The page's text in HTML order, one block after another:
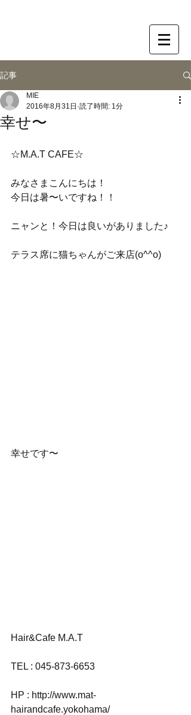
記事
幸せ〜
MIE
2016年8月31日 読了時間: 1分
☆M.A.T CAFE☆
みなさまこんにちは！
今日は暑〜いですね！！
ニャンと！今日は良いがありました♪
テラス席に猫ちゃんがご来店(o^^o)
幸せです〜
Hair&Cafe M.A.T
TEL : 045-873-6653
HP : http://www.mat-
hairandcafe.yokohama/